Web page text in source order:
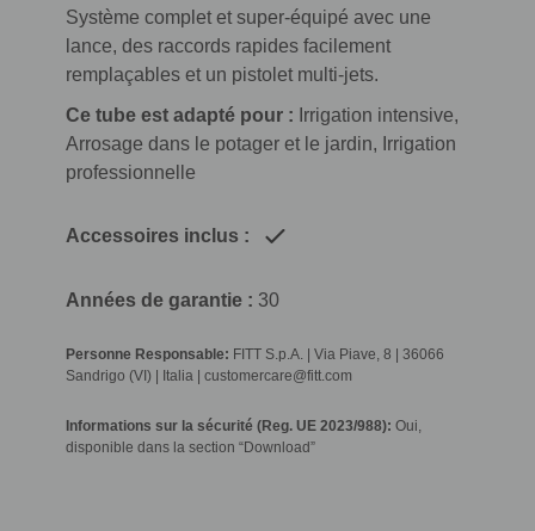
Système complet et super-équipé avec une
lance, des raccords rapides facilement
remplaçables et un pistolet multi-jets.
Ce tube est adapté pour : Irrigation intensive,
Arrosage dans le potager et le jardin, Irrigation
professionnelle
Accessoires inclus :
Années de garantie : 30
Personne Responsable: FITT S.p.A. | Via Piave, 8 | 36066
Sandrigo (VI) | Italia | customercare@fitt.com
Informations sur la sécurité (Reg. UE 2023/988): Oui,
disponible dans la section “Download”